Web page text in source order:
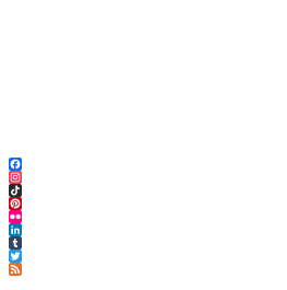
Facebook
Instagram
TikTok
Pinterest
Flickr
LinkedIn
Tumblr
Twitter
Feed